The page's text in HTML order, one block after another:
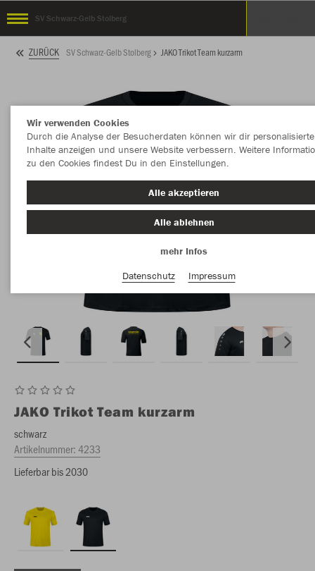
SV Schwarz-Gelb Stolberg
ZURÜCK SV Schwarz-Gelb Stolberg JAKO Trikot Team kurzarm
JAKO Trikot Team kurzarm
schwarz
Artikelnummer:4233
Lieferbar bis 2030
Wir verwenden Cookies
Durch die Analyse der Besucherdaten können wir dir personalisierte
Inhalte anzeigen und unsere Website verbessern. Weitere
zu den Cookies findest Du in den Einstellungen.
Alle akzeptieren
Alle ablehnen
mehr Infos
Datenschutz
Impressum